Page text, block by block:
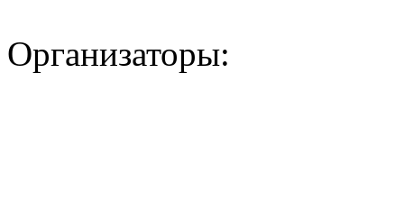
Организаторы: